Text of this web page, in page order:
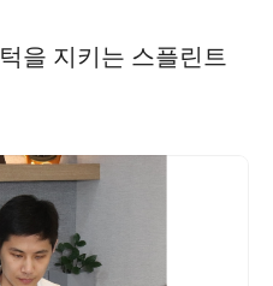
을 지키는 스플린트